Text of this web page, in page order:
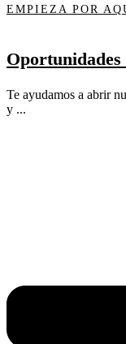
EMPIEZA POR
Te ayudamos a abrir
y ...